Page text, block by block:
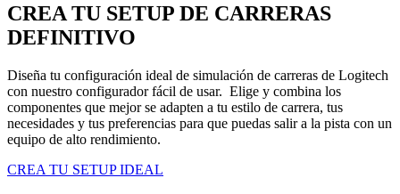
CREA TU SETUP DE CARRERAS
DEFINITIVO
Diseña tu configuración ideal de simulación de carreras de Logitech
con nuestro configurador fácil de usar. Elige y combina los
componentes que mejor se adapten a tu estilo de carrera, tus
necesidades y tus preferencias para que puedas salir a la pista con un
equipo de alto rendimiento.
CREA TU SETUP IDEAL